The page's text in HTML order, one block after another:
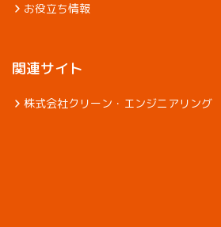
お役立ち情報
関連サイト
株式会社クリーン・エンジニアリング